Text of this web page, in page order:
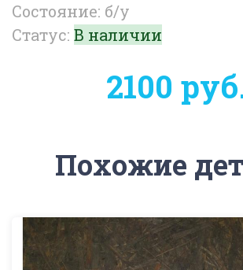
Состояние: б/у
Статус: В наличии
2100
Похожие